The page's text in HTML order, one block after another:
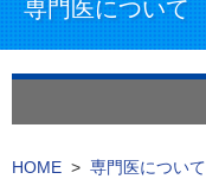
専門医について
HOME > 専門医について